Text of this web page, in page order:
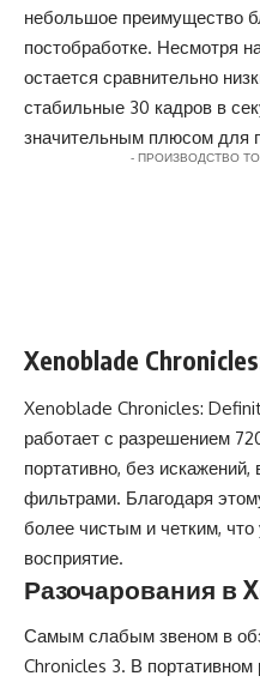
небольшое преимущество
постобработке. Несмотря
остается сравнительно
стабильные 30 кадров в
значительным плюсом для
- ПРОИЗВОДСТВО
Xenoblade
Xenoblade Chronicles:
работает с разрешением
портативно, без
фильтрами. Благодаря
более чистым и четким,
восприятие.
Разочарования в
Самым слабым звеном в
Chronicles 3. В